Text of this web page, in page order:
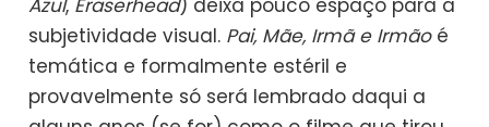
subjetividade visual. Pai, Mãe, Irmã e Irmãoé
temática e formalmente estéril e
provavelmente só será lembrado daqui a